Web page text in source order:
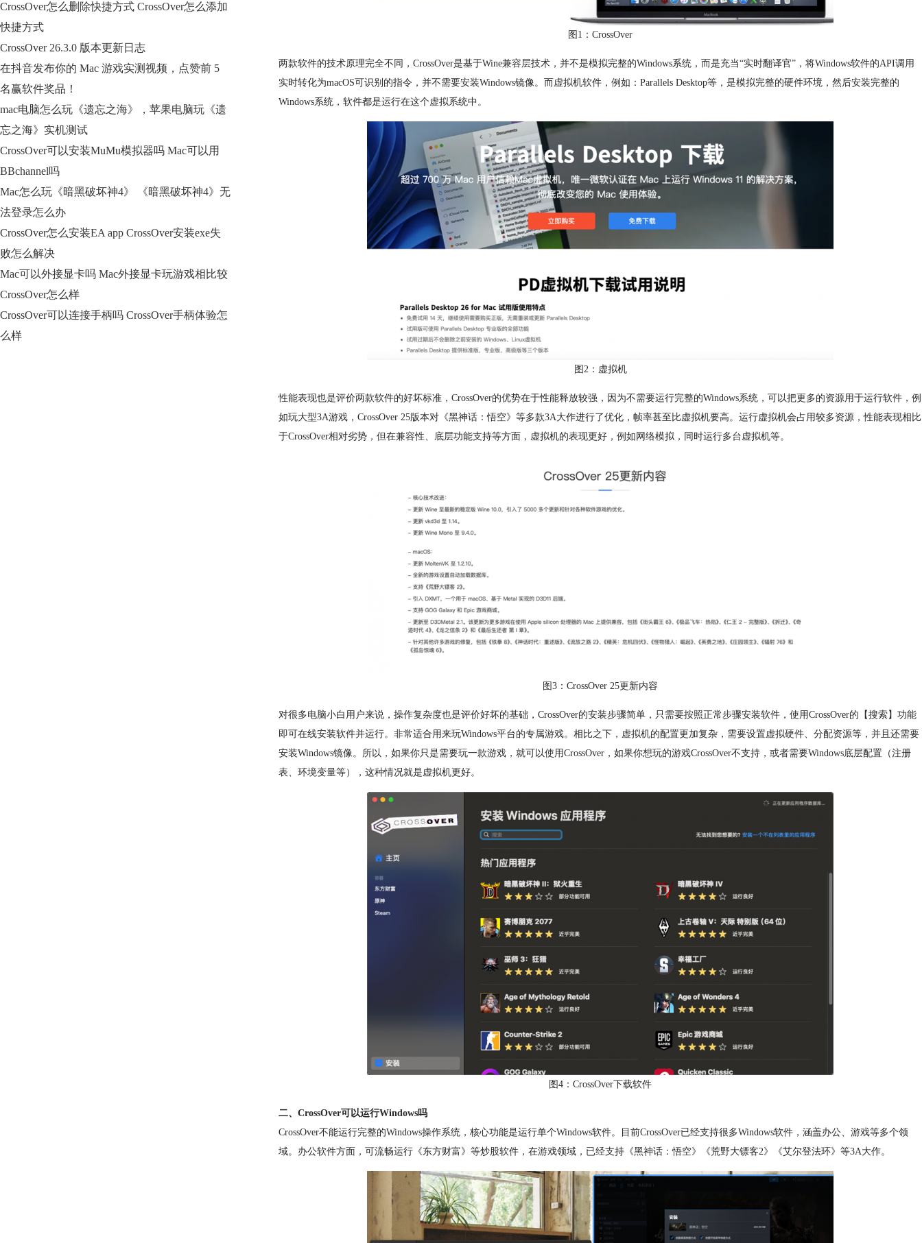
CrossOver怎么删除快捷方式 CrossOver怎么添加
快捷方式
CrossOver 26.3.0 版本更新日志
在抖音发布你的 Mac 游戏实测视频，点赞前 5
名赢软件奖品！
mac电脑怎么玩《遗忘之海》，苹果电脑玩《遗
忘之海》实机测试
CrossOver可以安装MuMu模拟器吗 Mac可以用
BBchannel吗
Mac怎么玩《暗黑破坏神4》 《暗黑破坏神4》无
法登录怎么办
CrossOver怎么安装EA app CrossOver安装exe失
败怎么解决
Mac可以外接显卡吗 Mac外接显卡玩游戏相比较
CrossOver怎么样
CrossOver可以连接手柄吗 CrossOver手柄体验怎
么样
图1：CrossOver
两款软件的技术原理完全不同，CrossOver是基于Wine兼容层技术，并不是模拟完整的Windows系统，而是充当“实时翻译官”，将Windows软件的API调用
实时转化为macOS可识别的指令，并不需要安装Windows镜像。而虚拟机软件，例如：Parallels Desktop等，是模拟完整的硬件环境，然后安装完整的
Windows系统，软件都是运行在这个虚拟系统中。
图2：虚拟机
性能表现也是评价两款软件的好坏标准，CrossOver的优势在于性能释放较强，因为不需要运行完整的Windows系统，可以把更多的资源用于运行软件，例
如玩大型3A游戏，CrossOver 25版本对《黑神话：悟空》等多款3A大作进行了优化，帧率甚至比虚拟机要高。运行虚拟机会占用较多资源，性能表现相比
于CrossOver相对劣势，但在兼容性、底层功能支持等方面，虚拟机的表现更好，例如网络模拟，同时运行多台虚拟机等。
图3：CrossOver 25更新内容
对很多电脑小白用户来说，操作复杂度也是评价好坏的基础，CrossOver的安装步骤简单，只需要按照正常步骤安装软件，使用CrossOver的【搜索】功能
即可在线安装软件并运行。非常适合用来玩Windows平台的专属游戏。相比之下，虚拟机的配置更加复杂，需要设置虚拟硬件、分配资源等，并且还需要
安装Windows镜像。所以，如果你只是需要玩一款游戏，就可以使用CrossOver，如果你想玩的游戏CrossOver不支持，或者需要Windows底层配置（注册
表、环境变量等），这种情况就是虚拟机更好。
图4：CrossOver下载软件
二、CrossOver可以运行Windows吗
CrossOver不能运行完整的Windows操作系统，核心功能是运行单个Windows软件。目前CrossOver已经支持很多Windows软件，涵盖办公、游戏等多个领
域。办公软件方面，可流畅运行《东方财富》等炒股软件，在游戏领域，已经支持《黑神话：悟空》《荒野大镖客2》《艾尔登法环》等3A大作。